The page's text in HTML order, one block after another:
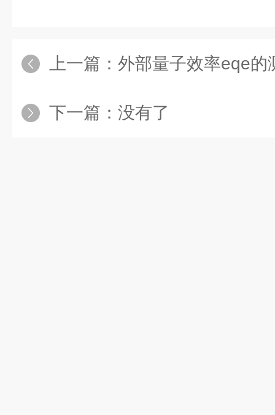
上一篇： 外部量子效率eqe的
下一篇：没有了